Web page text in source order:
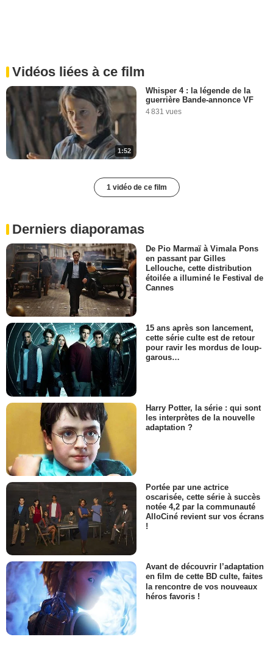
Vidéos liées à ce film
1:52
Whisper 4 : la légende de la
guerrière Bande-annonce VF
4 831 vues
1 vidéo de ce film
Derniers diaporamas
De Pio Marmaï à Vimala Pons
en passant par Gilles
Lellouche, cette distribution
étoilée a illuminé le Festival de
Cannes
15 ans après son lancement,
cette série culte est de retour
pour ravir les mordus de loup-
garous…
Harry Potter, la série : qui sont
les interprètes de la nouvelle
adaptation ?
Portée par une actrice
oscarisée, cette série à succès
notée 4,2 par la communauté
AlloCiné revient sur vos écrans
!
Avant de découvrir l’adaptation
en film de cette BD culte, faites
la rencontre de vos nouveaux
héros favoris !